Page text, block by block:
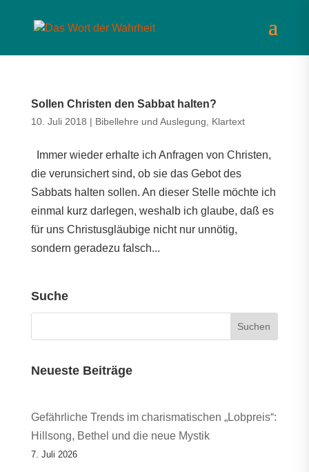
Sollen Christen den Sabbat halten?
10. Juli 2018 | Bibellehre und Auslegung Klartext
Immer wieder erhalte ich Anfragen von Christen,
die verunsichert sind, ob sie das Gebot des
Sabbats halten sollen. An dieser Stelle möchte ich
einmal kurz darlegen, weshalb ich glaube, daß es
für uns Christusgläubige nicht nur unnötig,
sondern geradezu falsch...
Suche
Neueste Beiträge
Gefährliche Trends im charismatischen „Lobpreis“:
Hillsong, Bethel und die neue Mystik
7. Juli 2026